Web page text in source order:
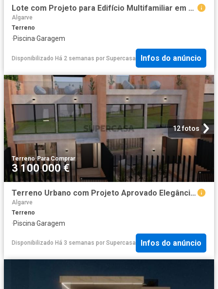
Lote com Projeto para Edifício Multifamiliar em Loulé
Algarve
Terreno
·Piscina·Garagem
Disponibilizado Há 2 semanas por Supercasa Infos do anúncio
12 fotos
Terreno·Para Comprar
3 100 000 €
Terreno Urbano com Projeto Aprovado Elegância e Conforto em Quarteira Nascente Algarve
Algarve
Terreno
·Piscina·Garagem
Disponibilizado Há 3 semanas por Supercasa Infos do anúncio